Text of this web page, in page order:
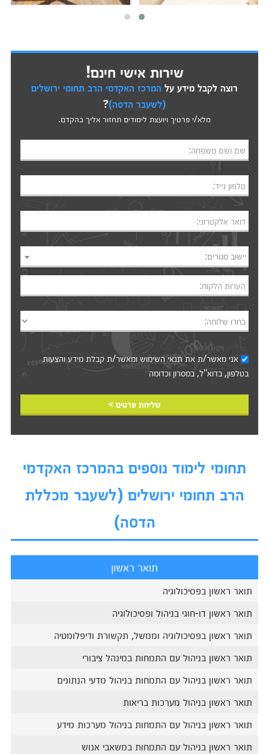
שירות אישי חינם!
רוצה לקבל מידע על המרכז האקדמי הרב תחומי ירושלים
(לשעבר הדסה)?
מלא/י פרטיך ויועצת לימודים תחזור אליך בהקדם.
שם ושם משפחה:
טלפון נייד:
דואר אלקטרוני:
יישוב מגורים:
הערות הלקוח:
בחרו שלוחה:
אני מאשר/ת אתתנאי השימושומאשר/ת קבלת מידע והצעות
בטלפון, בדוא"ל, במסרון וכדומה‎‎
שליחת פרטים >
תחומי לימוד נוספים בהמרכז האקדמי
הרב תחומי ירושלים (לשעבר מכללת
הדסה)
תואר ראשון
תואר ראשון בפסיכולוגיה
תואר ראשון דו-חוגי בניהול ופסיכולוגיה
תואר ראשון בפסיכולוגיה וממשל, תקשורת ודיפלומטיה
תואר ראשון בניהול עם התמחות במינהל ציבורי
תואר ראשון בניהול עם התמחות בניהול מדעי הנתונים
תואר ראשון בניהול מערכות בריאות
תואר ראשון בניהול עם התמחות בניהול מערכות מידע
תואר ראשון בניהול עם התמחות במשאבי אנוש